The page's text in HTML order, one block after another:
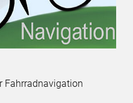
Fahrradnavigation